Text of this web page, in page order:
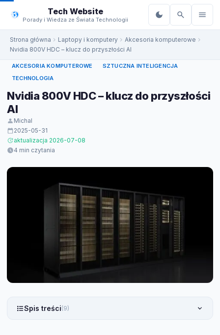
do
treści
Tech Website
Porady i Wiedza ze Świata Technologii
Strona główna Laptopy i komputery
Akcesoria komputerowe
Nvidia 800V HDC – klucz do przyszłości AI
AKCESORIA KOMPUTEROWE
SZTUCZNA INTELIGENCJA
TECHNOLOGIA
Nvidia 800V HDC – klucz do przyszłości
AI
Michal
2025-05-31
aktualizacja 2026-07-08
4 min czytania
Spis treści(9)